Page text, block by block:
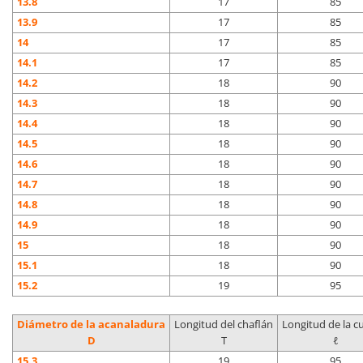
13.9
17
85
14
17
85
14.1
17
85
14.2
18
90
14.3
18
90
14.4
18
90
14.5
18
90
14.6
18
90
14.7
18
90
14.8
18
90
14.9
18
90
15
18
90
15.1
18
90
15.2
19 95
Diámetro de la acanaladura
D
Longitud del chaflán
T
Longitud de la
ℓ